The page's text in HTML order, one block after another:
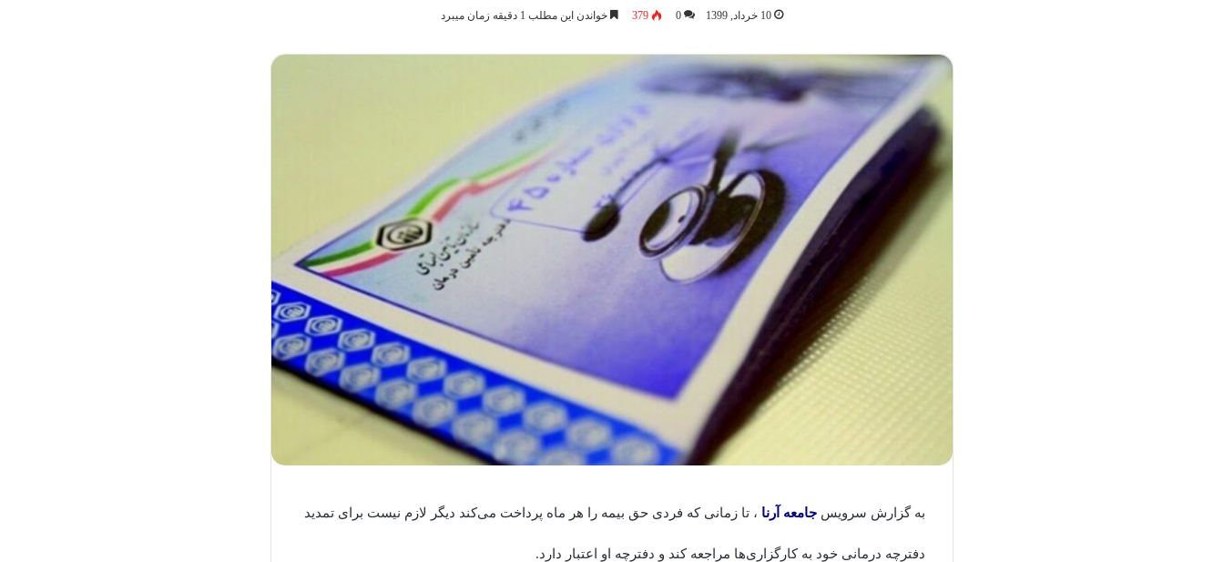
10 خرداد, 1399 0
379 خواندن این مطلب 1 دقیقه زمان میبرد
به گزارش سرویس جامعه آرنا ، تا زمانی که فردی حق بیمه را هر ماه پرداخت می‌کند دیگر لازم نیست برای تمدید
دفترچه‌ درمانی خود به کارگزاری‌ها مراجعه کند و دفترچه‌ او اعتبار دارد.